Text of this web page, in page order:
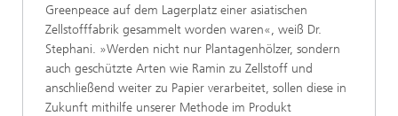
Greenpeace auf dem Lagerplatz einer asiatischen
Zellstofffabrik gesammelt worden waren«, weiß Dr.
Stephani. »Werden nicht nur Plantagenhölzer, sondern
auch geschützte Arten wie Ramin zu Zellstoff und
anschließend weiter zu Papier verarbeitet, sollen diese in
Zukunft mithilfe unserer Methode im Produkt